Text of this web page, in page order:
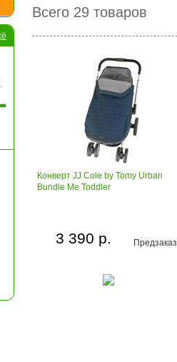
Всего 29 товаров
Конверт JJ Cole by Tomy Urban
Bundle Me Toddler
Предзаказ
3 390 р.